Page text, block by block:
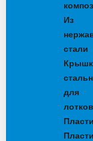
Из
стали
для
лотков